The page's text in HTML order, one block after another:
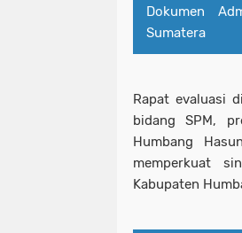
Dokumen
Sumatera
Rapat evaluasi
bidang SPM,
Humbang
memperkuat
Kabupaten